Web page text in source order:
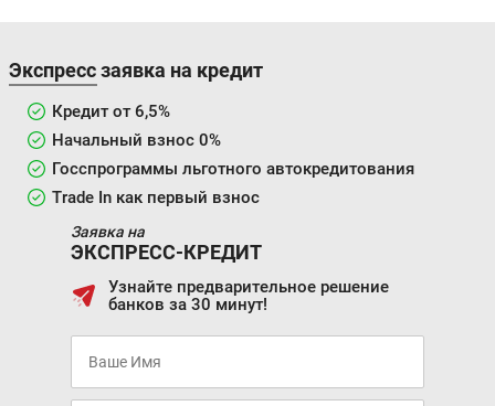
Экспресс заявка на кредит
Кредит от 6,5%
Начальный взнос 0%
Госспрограммы льготного автокредитования
Trade In как первый взнос
Заявка на
ЭКСПРЕСС-КРЕДИТ
Узнайте предварительное решение
банков за 30 минут!